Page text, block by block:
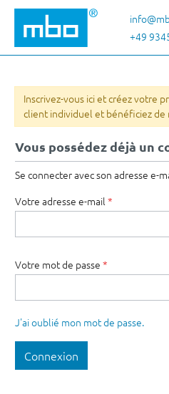
au contenu principal
Passer à la recherche
Passer à la navigation principale
+49
Inscrivez-vous ici et créez votre
client individuel et bénéficiez de
Vous possédez déjà un
Se connecter avec son adresse e-
Votre adresse e-mail *
Votre mot de passe *
J'ai oublié mon mot de passe.
Connexion